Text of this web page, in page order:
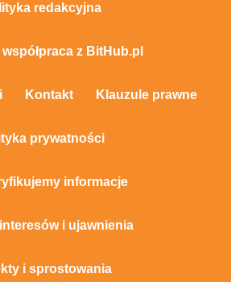
redakcyjna
z BitHub.pl
Kontakt Klauzule prawne
prywatności
informacje
i ujawnienia
i sprostowania